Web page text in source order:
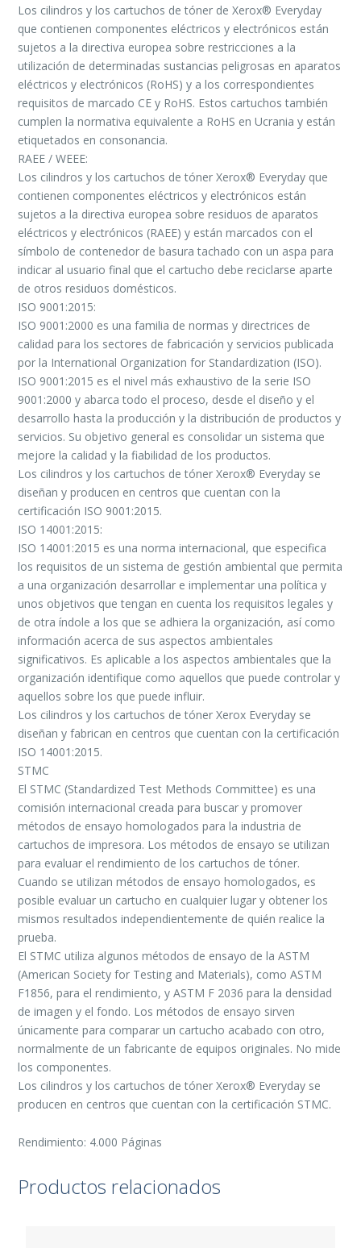
Los cilindros y los cartuchos de tóner de Xerox® Everyday
que contienen componentes eléctricos y electrónicos están
sujetos a la directiva europea sobre restricciones a la
utilización de determinadas sustancias peligrosas en aparatos
eléctricos y electrónicos (RoHS) y a los correspondientes
requisitos de marcado CE y RoHS. Estos cartuchos también
cumplen la normativa equivalente a RoHS en Ucrania y están
etiquetados en consonancia.
RAEE / WEEE:
Los cilindros y los cartuchos de tóner Xerox® Everyday que
contienen componentes eléctricos y electrónicos están
sujetos a la directiva europea sobre residuos de aparatos
eléctricos y electrónicos (RAEE) y están marcados con el
símbolo de contenedor de basura tachado con un aspa para
indicar al usuario final que el cartucho debe reciclarse aparte
de otros residuos domésticos.
ISO 9001:2015:
ISO 9001:2000 es una familia de normas y directrices de
calidad para los sectores de fabricación y servicios publicada
por la International Organization for Standardization (ISO).
ISO 9001:2015 es el nivel más exhaustivo de la serie ISO
9001:2000 y abarca todo el proceso, desde el diseño y el
desarrollo hasta la producción y la distribución de productos y
servicios. Su objetivo general es consolidar un sistema que
mejore la calidad y la fiabilidad de los productos.
Los cilindros y los cartuchos de tóner Xerox® Everyday se
diseñan y producen en centros que cuentan con la
certificación ISO 9001:2015.
ISO 14001:2015:
ISO 14001:2015 es una norma internacional, que especifica
los requisitos de un sistema de gestión ambiental que permita
a una organización desarrollar e implementar una política y
unos objetivos que tengan en cuenta los requisitos legales y
de otra índole a los que se adhiera la organización, así como
información acerca de sus aspectos ambientales
significativos. Es aplicable a los aspectos ambientales que la
organización identifique como aquellos que puede controlar y
aquellos sobre los que puede influir.
Los cilindros y los cartuchos de tóner Xerox Everyday se
diseñan y fabrican en centros que cuentan con la certificación
ISO 14001:2015.
STMC
El STMC (Standardized Test Methods Committee) es una
comisión internacional creada para buscar y promover
métodos de ensayo homologados para la industria de
cartuchos de impresora. Los métodos de ensayo se utilizan
para evaluar el rendimiento de los cartuchos de tóner.
Cuando se utilizan métodos de ensayo homologados, es
posible evaluar un cartucho en cualquier lugar y obtener los
mismos resultados independientemente de quién realice la
prueba.
El STMC utiliza algunos métodos de ensayo de la ASTM
(American Society for Testing and Materials), como ASTM
F1856, para el rendimiento, y ASTM F 2036 para la densidad
de imagen y el fondo. Los métodos de ensayo sirven
únicamente para comparar un cartucho acabado con otro,
normalmente de un fabricante de equipos originales. No mide
los componentes.
Los cilindros y los cartuchos de tóner Xerox® Everyday se
producen en centros que cuentan con la certificación STMC.
Rendimiento: 4.000 Páginas
Productos relacionados